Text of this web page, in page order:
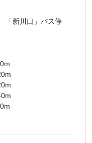
「新川口」バス停